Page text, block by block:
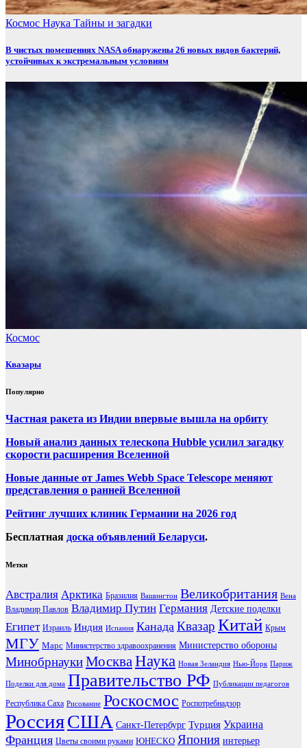
Космос Наука Тайны и загадки
В чистых помещениях NASA обнаружены 26 новых видов бактерий,
устойчивых к экстремальным условиям
Космос
Квазары
Популярно
Частная ракета из Индии впервые вышла на орбиту
Новый анализ данных телескопа Hubble усилил загадку
скорости расширения Вселенной
Новые данные от James Webb Space Telescope меняют
представления о ранней Вселенной
Рейтинг лучших клиник Германии на 2026 год
Бесплатная доска объявлений Беларуси.
Метки
Австралия Арктика Бразилия Вашингтон Великобритания Вена
Владимир Павлов Владимир Путин Германия Детские поделки
Египет Израиль Индия Испания Канада Квазар Китай Крым
МГУ Марс Министерство здравоохранения Министерство обороны
МинобрнаукиМоскваНаука Новая Зеландия Нью-Йорк Париж
Поделки для дома Правительство РФ Публикации педагогов
Республика Саха Рисование Роскосмос Роспотребнадзор
РоссияСША Санкт-Петербург Турция Украина
Франция Цветы своими руками ЮНЕСКО Япония интерьер